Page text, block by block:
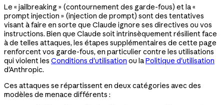
Le « jailbreaking » (contournement des garde-fous) et la «
prompt injection » (injection de prompt) sont des tentatives
visant à faire en sorte que Claude ignore ses directives ou vos
instructions. Bien que Claude soit intrinsèquement résilient face
à de telles attaques, les étapes supplémentaires de cette page
renforcent vos garde-fous, en particulier contre les utilisations
qui violent les Conditions d'utilisation ou laPolitique d'utilisation
d'Anthropic.
Ces attaques se répartissent en deux catégories avec des
modèles de menace différents :